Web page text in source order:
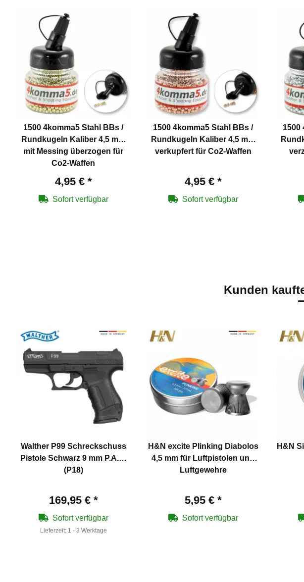
1500 4komma5 Stahl BBs /
Rundkugeln Kaliber 4,5 mm
mit Messing überzogen für
Co2-Waffen
4,95 € *
Sofort verfügbar
1500 4komma5 Stahl BBs /
Rundkugeln Kaliber 4,5 mm
verkupfert für Co2-Waffen
4,95 € *
Sofort verfügbar
1500
Rundkugeln
Kunden
Walther P99 Schreckschuss
Pistole Schwarz 9 mm P.A.K.
(P18)
169,95 € *
Sofort verfügbar
Lieferzeit: 1 - 3 Werktage
H&N excite Plinking Diabolos
4,5 mm für Luftpistolen und
Luftgewehre
5,95 € *
Sofort verfügbar
H&N